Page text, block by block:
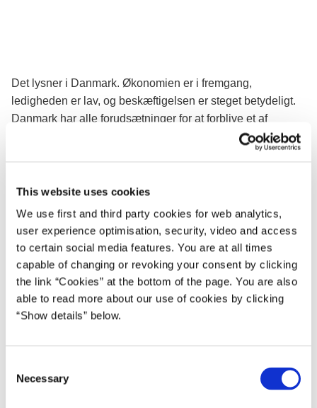
This website uses cookies
We use first and third party cookies for web analytics,
user experience optimisation, security, video and access
to certain social media features. You are at all times
capable of changing or revoking your consent by clicking
the link “Cookies” at the bottom of the page. You are also
able to read more about our use of cookies by clicking
“Show details” below.
Necessary
Det lysner i Danmark. Økonomien er i fremgang,
ledigheden er lav, og beskæftigelsen er steget betydeligt.
Danmark har alle forudsætninger for at forblive et af
verdens lykkeligste og rigeste lande. Men succesen
kommer ikke af sig selv, så vi skal hele siden stræbe efter
reformerne af efterløn og dagpenge virkede.
Beskæftigelsen stiger mest blandt de 60-64 årige, og færre
er langtidsledige. Nu er tiden kommet til at belønne
danskernes arbejdsomhed, så vi udnytter opsvinget fuldt
ud og får skabt jobs – ikke mindst til dem, der har sværest
ved at finde fodfæste på arbejdsmarkedet. Samtidig vil vi
Danmark skal hænge sammen, både socialt og geografisk.
Derfor vil regeringen sikre, at alle dele af landet får gavn af